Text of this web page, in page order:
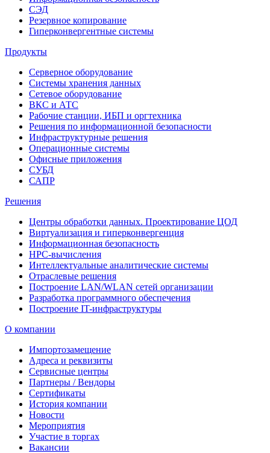
СЭД
Резервное копирование
Гиперконвергентные системы
Продукты
Серверное оборудование
Системы хранения данных
Сетевое оборудование
ВКС и АТС
Рабочие станции, ИБП и оргтехника
Решения по информационной безопасности
Инфраструктурные решения
Операционные системы
Офисные приложения
СУБД
САПР
Решения
Центры обработки данных. Проектирование ЦОД
Виртуализация и гиперконвергенция
Информационная безопасность
HPC-вычисления
Интеллектуальные аналитические системы
Отраслевые решения
Построение LAN/WLAN сетей организации
Разработка программного обеспечения
Построение IT-инфраструктуры
О компании
Импортозамещение
Адреса и реквизиты
Сервисные центры
Партнеры / Вендоры
Сертификаты
История компании
Новости
Мероприятия
Участие в торгах
Вакансии